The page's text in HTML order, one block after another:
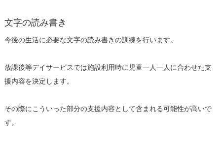
文字の読み書き
今後の生活に必要な文字の読み書きの訓練を行います。
放課後等デイサービスでは施設利用時に児童一人一人に合わせた支
援内容を決定します。
その際にこういった部分の支援内容として含まれる可能性が高いで
す。